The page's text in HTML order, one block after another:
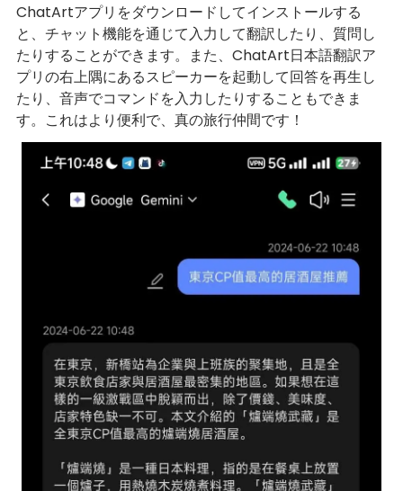
ChatArtアプリをダウンロードしてインストールする
と、チャット機能を通じて入力して翻訳したり、質問し
たりすることができます。また、ChatArt日本語翻訳ア
プリの右上隅にあるスピーカーを起動して回答を再生し
たり、音声でコマンドを入力したりすることもできま
す。これはより便利で、真の旅行仲間です！